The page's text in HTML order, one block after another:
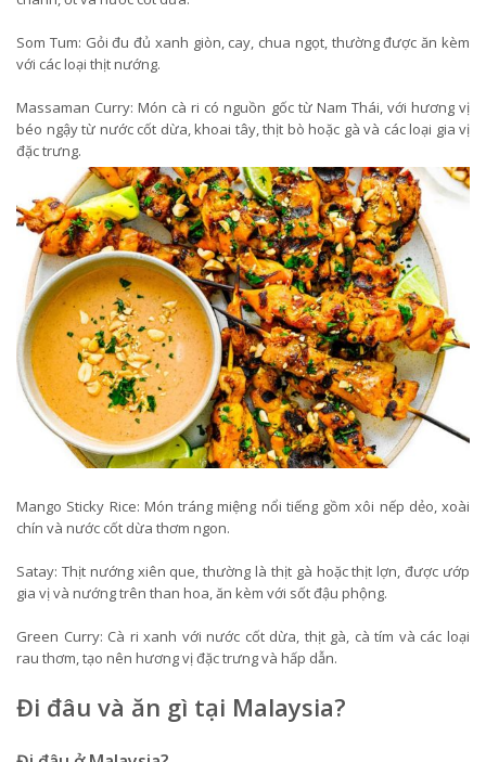
Som Tum: Gỏi đu đủ xanh giòn, cay, chua ngọt, thường được ăn kèm
với các loại thịt nướng.
Massaman Curry: Món cà ri có nguồn gốc từ Nam Thái, với hương vị
béo ngậy từ nước cốt dừa, khoai tây, thịt bò hoặc gà và các loại gia vị
đặc trưng.
Mango Sticky Rice: Món tráng miệng nổi tiếng gồm xôi nếp dẻo, xoài
chín và nước cốt dừa thơm ngon.
Satay: Thịt nướng xiên que, thường là thịt gà hoặc thịt lợn, được ướp
gia vị và nướng trên than hoa, ăn kèm với sốt đậu phộng.
Green Curry: Cà ri xanh với nước cốt dừa, thịt gà, cà tím và các loại
rau thơm, tạo nên hương vị đặc trưng và hấp dẫn.
Đi đâu và ăn gì tại Malaysia?